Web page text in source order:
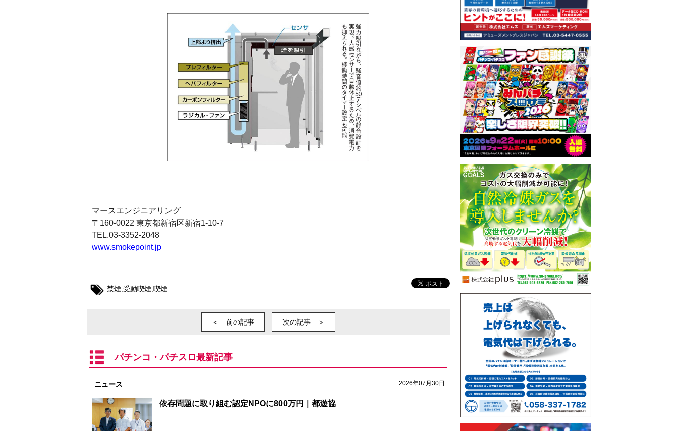
マースエンジニアリング
〒160-0022 東京都新宿区新宿1-10-7
TEL.03-3352-2048
www.smokepoint.jp
禁煙,受動喫煙,喫煙
＜ 前の記事 次の記事 ＞
パチンコ・パチスロ最新記事
2026年07月30日
ニュース
依存問題に取り組む認定NPOに800万円｜都遊協